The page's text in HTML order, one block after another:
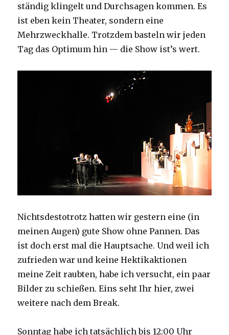
ständig klingelt und Durchsagen kommen. Es
ist eben kein Theater, sondern eine
Mehrzweckhalle. Trotzdem basteln wir jeden
Tag das Optimum hin — die Show ist’s wert.
Nichtsdestotrotz hatten wir gestern eine (in
meinen Augen) gute Show ohne Pannen. Das
ist doch erst mal die Hauptsache. Und weil ich
zufrieden war und keine Hektikaktionen
meine Zeit raubten, habe ich versucht, ein paar
Bilder zu schießen. Eins seht Ihr hier, zwei
weitere nach dem Break.
Sonntag habe ich tatsächlich bis 12:00 Uhr